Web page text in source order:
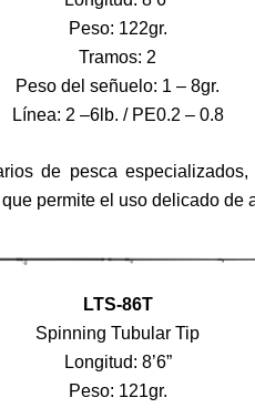
Peso: 122gr.
Tramos: 2
Peso del señuelo: 1 – 8gr.
Línea: 2 –6lb. / PE0.2 – 0.8
de pesca
permite el uso delicado de
LTS-86T
Spinning Tubular Tip
Longitud: 8’6”
Peso: 121gr.